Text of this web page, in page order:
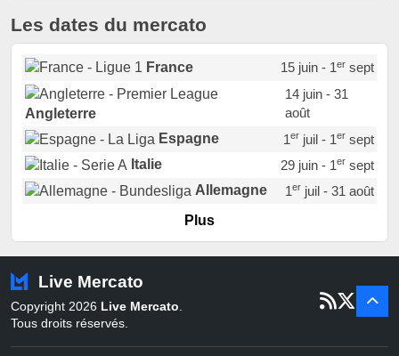
Les dates du mercato
France 15 juin - 1ersept
Angleterre
14 juin - 31
août
Espagne
1erjuil - 1ersept
Italie
29 juin - 1ersept
Allemagne
1erjuil - 31 août
Portugal
Pays-Bas
22 juin - 2 sept
Belgique
juil - 31
Plus
Live Mercato
Copyright 2026 Live Mercato.
Tous droits réservés.